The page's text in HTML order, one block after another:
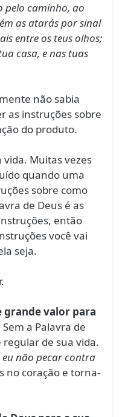
pelo caminho, ao
as atarás por sinal
entre os teus olhos;
casa, e nas tuas
não sabia
as instruções sobre
do produto.
Muitas vezes
quando uma
sobre como
de Deus é as
então
você vai
seja.
grande valor para
Sem a Palavra de
regular de sua vida.
não pecar contra
no coração e torna-